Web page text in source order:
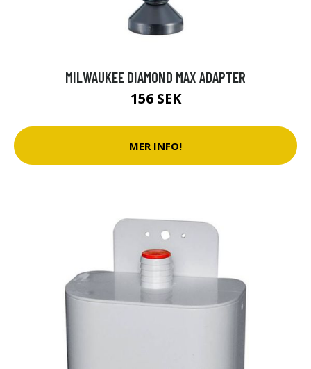
MILWAUKEE DIAMOND MAX ADAPTER
156 SEK
MER INFO!